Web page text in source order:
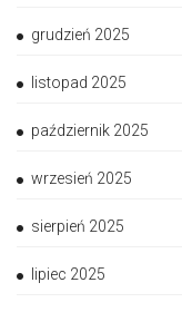
grudzień 2025
listopad 2025
październik 2025
wrzesień 2025
sierpień 2025
lipiec 2025